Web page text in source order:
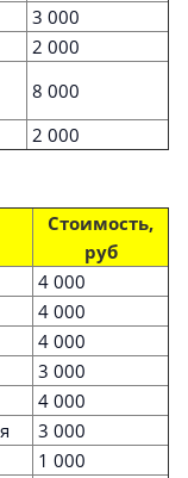
3 000
2 000
8 000
2 000
Стоимость,
руб
4 000
4 000
4 000
3 000
4 000
3 000
1 000